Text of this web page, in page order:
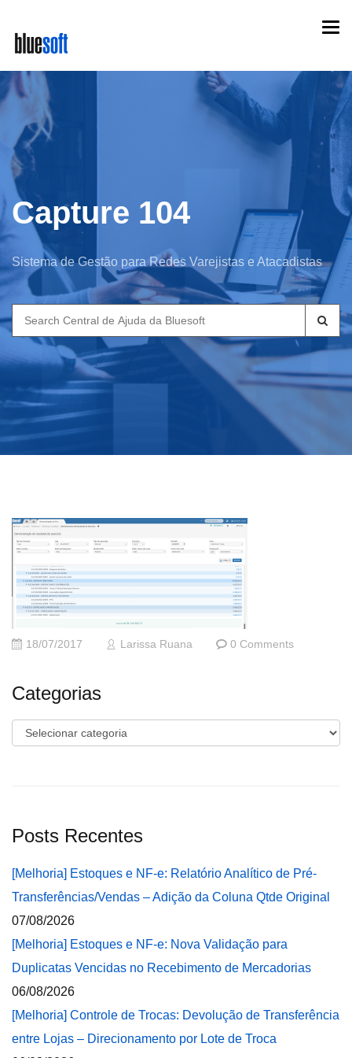
main
content
Capture 104
Sistema de Gestão para Redes Varejistas e Atacadistas
Search
for:
18/07/2017 Larissa Ruana 0 Comments
Categorias
Categorias
Posts Recentes
[Melhoria] Estoques e NF-e: Relatório Analítico de Pré-
Transferências/Vendas – Adição da Coluna Qtde Original
07/08/2026
[Melhoria] Estoques e NF-e: Nova Validação para
Duplicatas Vencidas no Recebimento de Mercadorias
06/08/2026
[Melhoria] Controle de Trocas: Devolução de Transferência
entre Lojas – Direcionamento por Lote de Troca